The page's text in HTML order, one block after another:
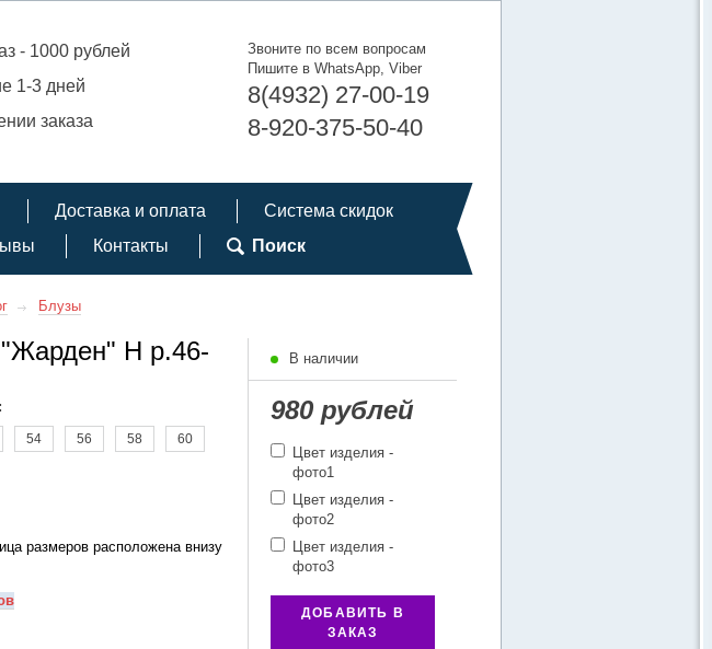
- 1000 рублей
1-3 дней
заказа
Звоните по всем вопросам
Пишите в WhatsApp, Viber
8(4932) 27-00-19
8-920-375-50-40
Доставка и оплата
Система скидок
Контакты Поиск
Блузы
Н р.46-
54 56 58 60
размеров расположена внизу
В наличии
980 рублей
Цвет изделия -
фото1
Цвет изделия -
фото2
Цвет изделия -
фото3
ДОБАВИТЬ В
ЗАКАЗ